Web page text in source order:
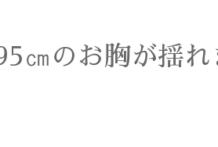
㎝のお胸が揺れ